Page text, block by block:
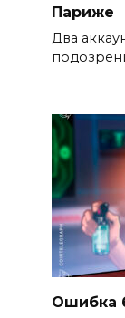
Париже
Два
Ошибка